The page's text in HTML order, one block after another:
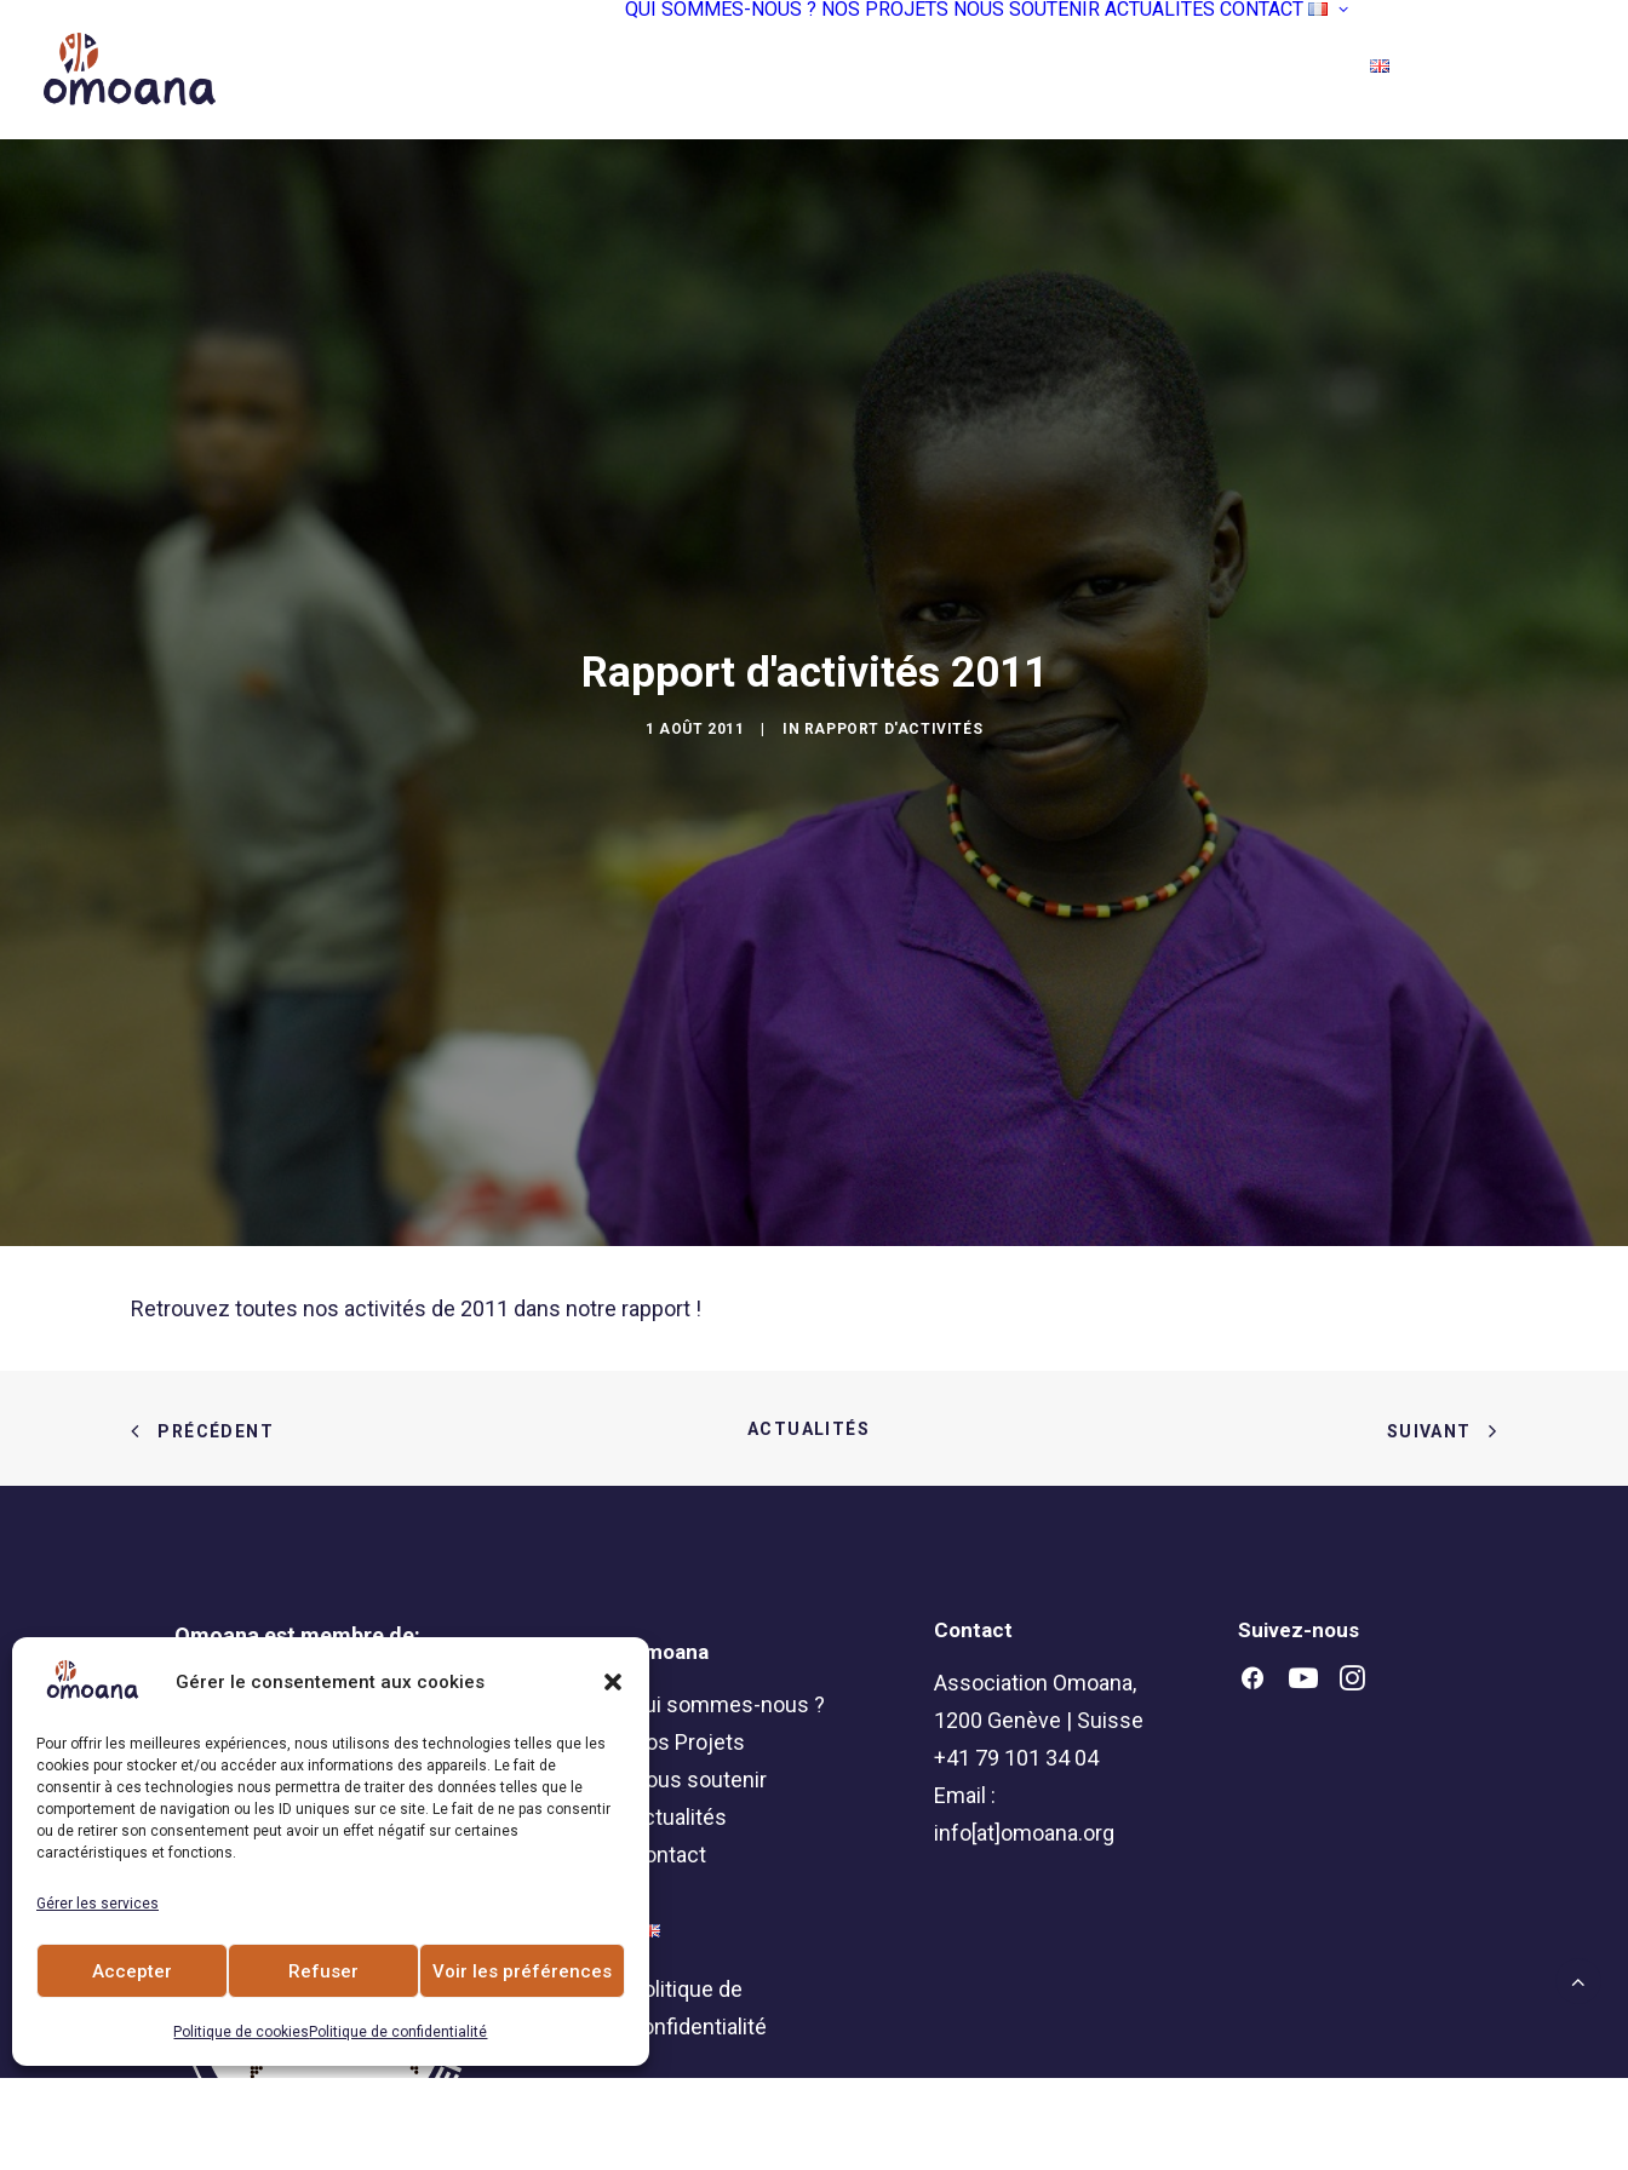
Gérer le consentement aux cookies
Pour offrir les meilleures expériences, nous utilisons des technologies telles que les
cookies pour stocker et/ou accéder aux informations des appareils. Le fait de
consentir à ces technologies nous permettra de traiter des données telles que le
comportement de navigation ou les ID uniques sur ce site. Le fait de ne pas consentir
ou de retirer son consentement peut avoir un effet négatif sur certaines
caractéristiques et fonctions.
Gérer les services
Accepter Refuser Voir les préférences
Politique de cookies Politique de confidentialité
QUI SOMMES-NOUS ? NOS PROJETS NOUS SOUTENIR ACTUALITÉS CONTACT
Rapport d'activités 2011
1 AOÛT 2011 IN RAPPORT D'ACTIVITÉS
Retrouvez toutes nos activités de 2011 dans notre rapport !
PRÉCÉDENT ACTUALITÉS SUIVANT
Omoana est membre de:
Omoana
Qui sommes-nous ?
Nos Projets
Nous soutenir
Actualités
Contact
Politique de
confidentialité
Contact
Association Omoana,
1200 Genève | Suisse
+41 79 101 34 04
Email :
info[at]omoana.org
Suivez-nous